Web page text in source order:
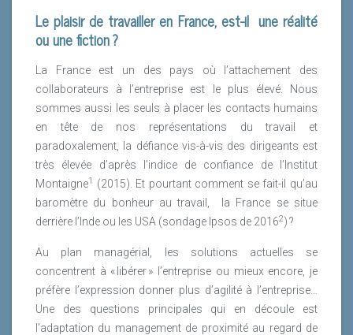
Le plaisir de travailler en France, est-il une réalité
ou une fiction ?
La France est un des pays où l’attachement des
collaborateurs à l’entreprise est le plus élevé. Nous
sommes aussi les seuls à placer les contacts humains
en tête de nos représentations du travail et
paradoxalement, la défiance vis-à-vis des dirigeants est
très élevée d’après l’indice de confiance de l’Institut
Montaigne1
(2015). Et pourtant comment se fait-il qu’au
baromètre du bonheur au travail,
la France se situe
derrière l’Inde ou les USA (sondage Ipsos de 20162) ?
Au plan managérial, les solutions actuelles se
concentrent à « libérer » l’entreprise ou mieux encore, je
préfère l’expression donner plus d’agilité à l’entreprise…
Une des questions principales qui en découle est
l’adaptation du management de proximité au regard de